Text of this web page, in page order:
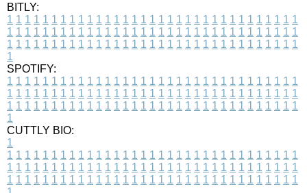
BITLY:
1 1 1 1 1 1 1 1 1 1 1 1 1 1 1 1 1 1 1 1 1 1 1 1 1 1 1 1 1 1 1 1 1
1 1 1 1 1 1 1 1 1 1 1 1 1 1 1 1 1 1 1 1 1 1 1 1 1 1 1 1 1 1 1 1 1
1 1 1 1 1 1 1 1 1 1 1 1 1 1 1 1 1 1 1 1 1 1 1 1 1 1 1 1 1 1 1 1 1
1
SPOTIFY:
1 1 1 1 1 1 1 1 1 1 1 1 1 1 1 1 1 1 1 1 1 1 1 1 1 1 1 1 1 1 1 1 1
1 1 1 1 1 1 1 1 1 1 1 1 1 1 1 1 1 1 1 1 1 1 1 1 1 1 1 1 1 1 1 1 1
1 1 1 1 1 1 1 1 1 1 1 1 1 1 1 1 1 1 1 1 1 1 1 1 1 1 1 1 1 1 1 1 1
1
CUTTLY BIO:
1
1 1 1 1 1 1 1 1 1 1 1 1 1 1 1 1 1 1 1 1 1 1 1 1 1 1 1 1 1 1 1 1 1
1 1 1 1 1 1 1 1 1 1 1 1 1 1 1 1 1 1 1 1 1 1 1 1 1 1 1 1 1 1 1 1 1
1 1 1 1 1 1 1 1 1 1 1 1 1 1 1 1 1 1 1 1 1 1 1 1 1 1 1 1 1 1 1 1 1